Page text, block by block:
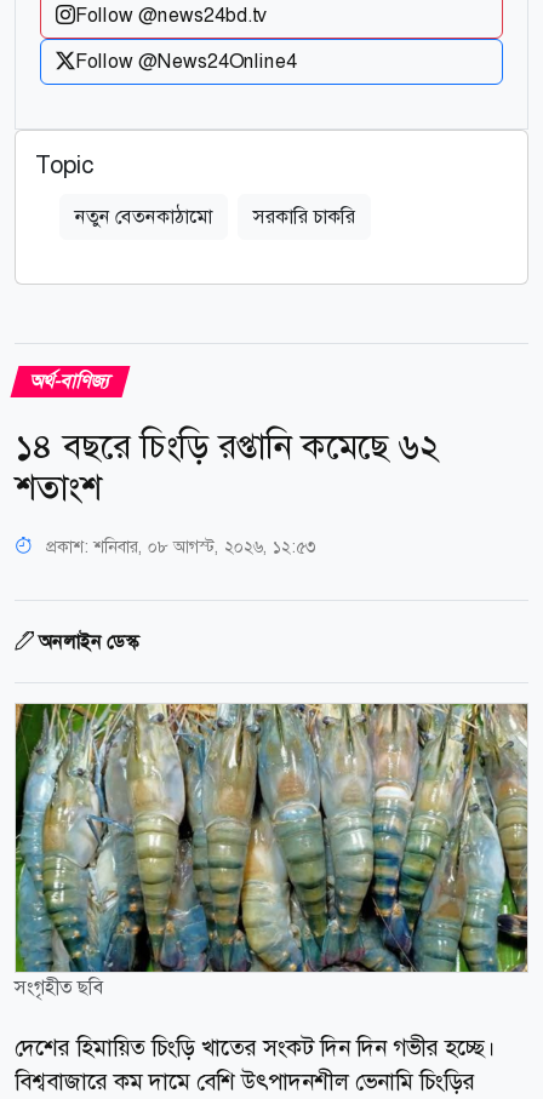
Follow @news24bd.tv
Follow @News24Online4
Topic
নতুন বেতনকাঠামো সরকারি চাকরি
অর্থ-বাণিজ্য
১৪ বছরে চিংড়ি রপ্তানি কমেছে ৬২
শতাংশ
প্রকাশ:শনিবার, ০৮ আগস্ট, ২০২৬, ১২:৫৩
অনলাইন ডেস্ক
সংগৃহীত ছবি
দেশের হিমায়িত চিংড়ি খাতের সংকট দিন দিন গভীর হচ্ছে।
বিশ্ববাজারে কম দামে বেশি উৎপাদনশীল ভেনামি চিংড়ির